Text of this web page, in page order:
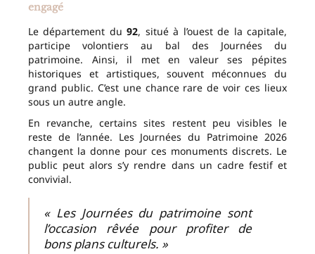
engagé
Le département du92, situé à l’ouest de la capitale,
participe volontiers au bal des Journées du
patrimoine. Ainsi, il met en valeur ses pépites
historiques et artistiques, souvent méconnues du
grand public. C’est une chance rare de voir ces lieux
sous un autre angle.
En revanche, certains sites restent peu visibles le
reste de l’année. Les Journées du Patrimoine 2026
changent la donne pour ces monuments discrets. Le
public peut alors s’y rendre dans un cadre festif et
convivial.
« Les Journées du patrimoine sont
l’occasion rêvée pour profiter de
bons plans culturels. »